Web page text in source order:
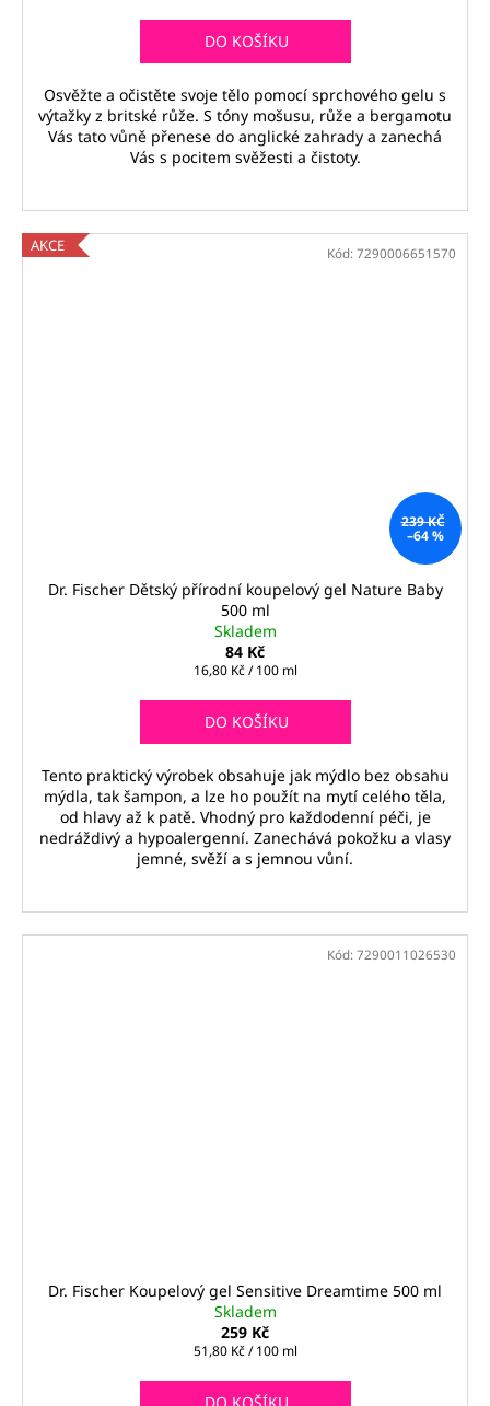
DO KOŠÍKU
Osvěžte a očistěte svoje tělo pomocí sprchového gelu s
výtažky z britské růže. S tóny mošusu, růže a bergamotu
Vás tato vůně přenese do anglické zahrady a zanechá
Vás s pocitem svěžesti a čistoty.
AKCE
239 KČ
–64 %
Dr. Fischer Dětský přírodní koupelový gel Nature Baby
500 ml
Skladem
84 Kč
Měrná
16,80 Kč / 100 ml
DO KOŠÍKU
Tento praktický výrobek obsahuje jak mýdlo bez obsahu
mýdla, tak šampon, a lze ho použít na mytí celého těla,
od hlavy až k patě. Vhodný pro každodenní péči, je
nedráždivý a hypoalergenní. Zanechává pokožku a vlasy
jemné, svěží a s jemnou vůní.
Kód: 7290006651570
Dr. Fischer Koupelový gel Sensitive Dreamtime 500 ml
Skladem
259 Kč
Měrná
51,80 Kč / 100 ml
Kód: 7290011026530